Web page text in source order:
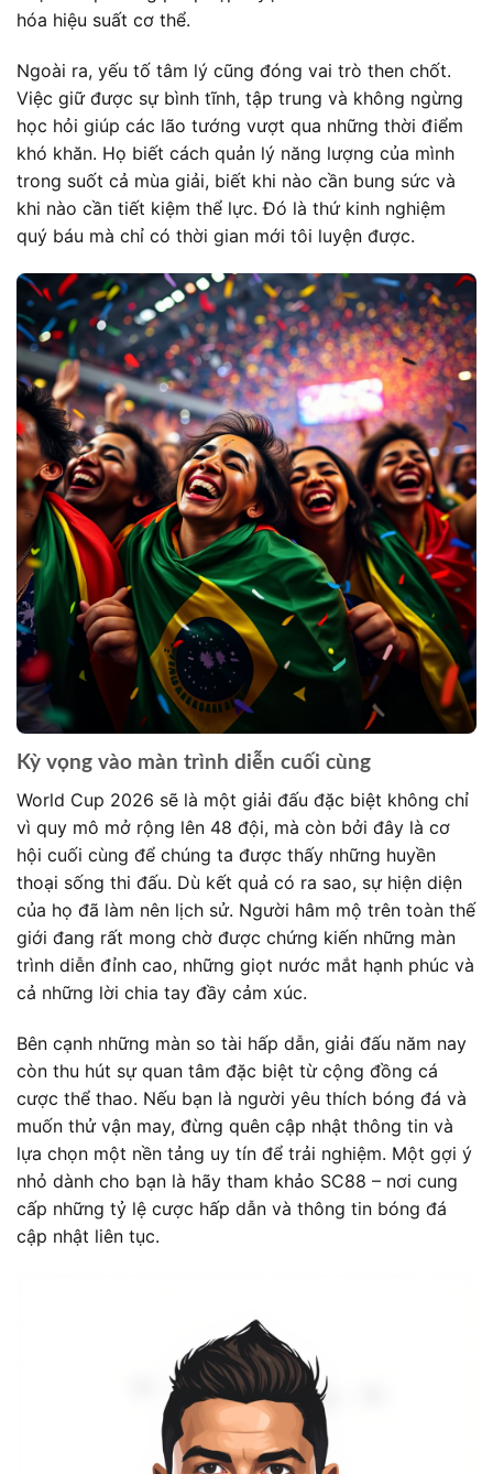
hóa hiệu suất cơ thể.
Ngoài ra, yếu tố tâm lý cũng đóng vai trò then chốt.
Việc giữ được sự bình tĩnh, tập trung và không ngừng
học hỏi giúp các lão tướng vượt qua những thời điểm
khó khăn. Họ biết cách quản lý năng lượng của mình
trong suốt cả mùa giải, biết khi nào cần bung sức và
khi nào cần tiết kiệm thể lực. Đó là thứ kinh nghiệm
quý báu mà chỉ có thời gian mới tôi luyện được.
Kỳ vọng vào màn trình diễn cuối cùng
World Cup 2026 sẽ là một giải đấu đặc biệt không chỉ
vì quy mô mở rộng lên 48 đội, mà còn bởi đây là cơ
hội cuối cùng để chúng ta được thấy những huyền
thoại sống thi đấu. Dù kết quả có ra sao, sự hiện diện
của họ đã làm nên lịch sử. Người hâm mộ trên toàn thế
giới đang rất mong chờ được chứng kiến những màn
trình diễn đỉnh cao, những giọt nước mắt hạnh phúc và
cả những lời chia tay đầy cảm xúc.
Bên cạnh những màn so tài hấp dẫn, giải đấu năm nay
còn thu hút sự quan tâm đặc biệt từ cộng đồng cá
cược thể thao. Nếu bạn là người yêu thích bóng đá và
muốn thử vận may, đừng quên cập nhật thông tin và
lựa chọn một nền tảng uy tín để trải nghiệm. Một gợi ý
nhỏ dành cho bạn là hãy tham khảo SC88 – nơi cung
cấp những tỷ lệ cược hấp dẫn và thông tin bóng đá
cập nhật liên tục.